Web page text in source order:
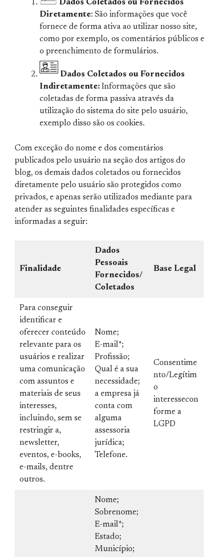
Dados Coletados ou Fornecidos
Diretamente: São informações que você
fornece de forma ativa ao utilizar nosso site,
como por exemplo, os comentários públicos e
o preenchimento de formulários.
Dados Coletados ou Fornecidos
Indiretamente: Informações que são
coletadas de forma passiva através da
utilização do sistema do site pelo usuário,
exemplo disso são os cookies.
Com exceção do nome e dos comentários
publicados pelo usuário na seção dos artigos do
blog, os demais dados coletados ou fornecidos
diretamente pelo usuário são protegidos como
privados, e apenas serão utilizados mediante para
atender as seguintes finalidades específicas e
informadas a seguir:
Finalidade
Dados
Pessoais
Fornecidos/
Coletados
Base Legal
Para conseguir
identificar e
oferecer conteúdo
relevante para os
usuários e realizar
uma comunicação
com assuntos e
materiais de seus
interesses,
incluindo, sem se
restringir a,
newsletter,
eventos, e-books,
e-mails, dentre
outros.
Nome;
E-mail*;
Profissão;
Qual é a sua
necessidade;
a empresa já
conta com
alguma
assessoria
jurídica;
Telefone.
Consentime
nto/Legítim
o
interessecon
forme a
LGPD
Nome;
Sobrenome;
E-mail*;
Estado;
Município;